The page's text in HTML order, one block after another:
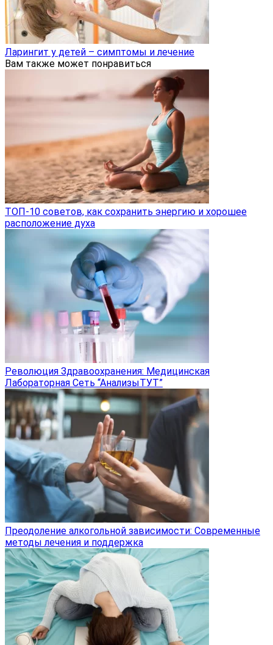
Ларингит у детей – симптомы и лечение
Вам также может понравиться
ТОП-10 советов, как сохранить энергию и хорошее
расположение духа
Революция Здравоохранения: Медицинская
Лабораторная Сеть “АнализыТУТ”
Преодоление алкогольной зависимости: Современные
методы лечения и поддержка